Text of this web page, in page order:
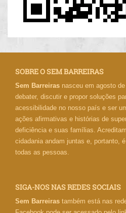
SOBRE O SEM BARREIRAS
Sem Barreiras nasceu em agosto
debater, discutir e propor soluções
acessibilidade no nosso país e ser
ações afirmativas e histórias de
deficiência e suas famílias.
cidadania andam juntas e, portanto,
todas as pessoas.
SIGA-NOS NAS REDES SOCIAIS
Sem Barreiras também está nas